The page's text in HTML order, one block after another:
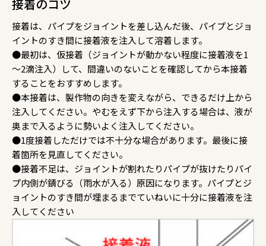
接着のコツ
接着は、パイプをジョイントを差し込んだ後、パイプとジョ
イントのすき間に接着液を注入して溶着します。
●最初は、仮接着（ジョイントが動かない程度に接着液を1
～2滴注入）して、間違いのないことを確認してから本接着
することをおすすめします。
●本接着は、製作物の向きを変えながら、できるだけ上から
注入してください。やむをえず下から注入する場合は、液が
奥まで入るように勢いよく注入してください。
●1度接着しただけでは不十分な場合があります。最後に接
着箇所を見直してください。
●接着不足は、ジョイントが割れたりパイプが抜けたりパイ
プ内側が錆びる（雨水が入る）原因になります。パイプとジ
ョイントのすき間が埋まるまでていねいに十分に接着液を注
入してください